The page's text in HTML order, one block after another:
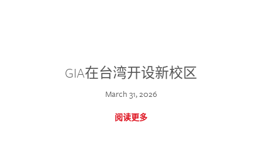
GIA在台湾开设新校区
March 31, 2026
阅读更多